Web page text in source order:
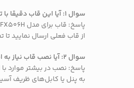
سوال ۱: آیا این قاب دقیقا با تمام زیرنسخه‌های FX506 سازگار است؟
از قاب فعلی ارسال نمایید
سوال ۲: آیا نصب قاب نیاز به ابزار تخصصی دارد یا خودم می‌توانم انجام دهم؟
پاسخ: نصب در بیشتر موارد
به پنل یا کابل‌های ظریف